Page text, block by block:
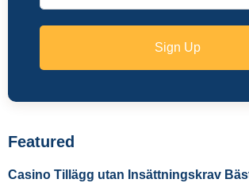
Sign Up
Featured
Casino Tillägg utan Insättningskrav